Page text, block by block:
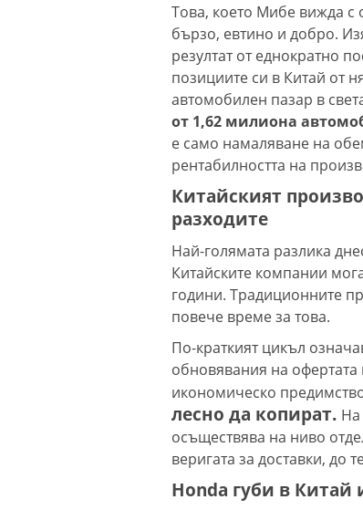
Това, което Мибе вижда с
бързо, евтино и добро.
резултат от еднократно
позициите си в Китай от
автомобилен пазар в
от 1,62 милиона
е само намаляване на
рентабилността на
Китайският
разходите
Най-голямата разлика
Китайските компании
години. Традиционните
повече време за това.
По-краткият цикъл
обновявания на
икономическо
лесно да копират. На
осъществява на ниво
веригата за доставки, до
Honda губи в Китай